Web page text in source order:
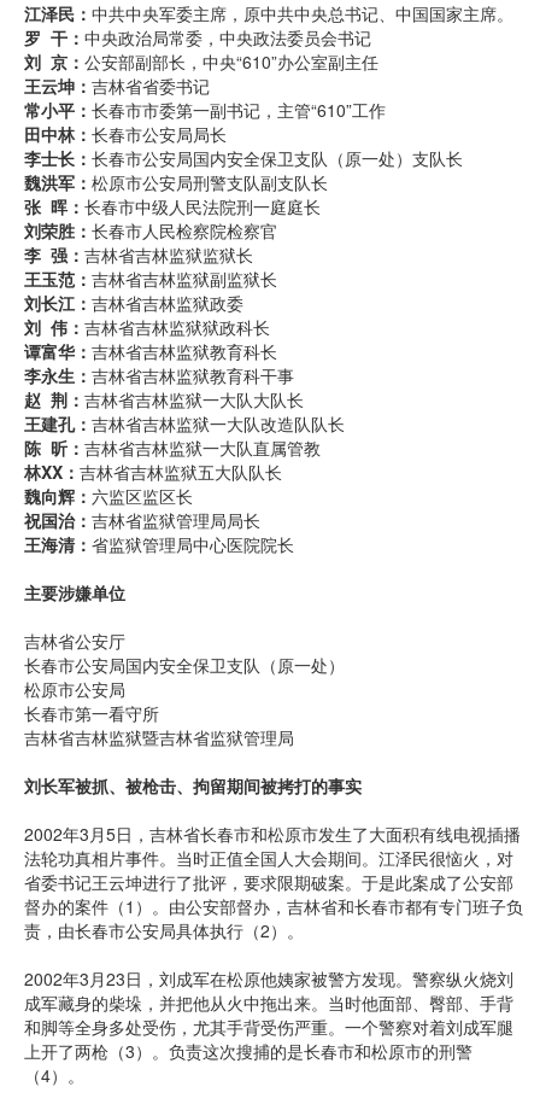
江泽民： 中共中央军委主席，原中共中央总书记、中国国家主席。
罗 干： 中央政治局常委，中央政法委员会书记
刘 京： 公安部副部长，中央“610”办公室副主任
王云坤： 吉林省省委书记
常小平： 长春市市委第一副书记，主管“610”工作
田中林： 长春市公安局局长
李士长： 长春市公安局国内安全保卫支队（原一处）支队长
魏洪军： 松原市公安局刑警支队副支队长
张 晖： 长春市中级人民法院刑一庭庭长
刘荣胜： 长春市人民检察院检察官
李 强： 吉林省吉林监狱监狱长
王玉范： 吉林省吉林监狱副监狱长
刘长江： 吉林省吉林监狱政委
刘 伟： 吉林省吉林监狱狱政科长
谭富华： 吉林省吉林监狱教育科长
李永生： 吉林省吉林监狱教育科干事
赵 荆： 吉林省吉林监狱一大队大队长
王建孔： 吉林省吉林监狱一大队改造队队长
陈 昕： 吉林省吉林监狱一大队直属管教
林XX： 吉林省吉林监狱五大队队长
魏向辉： 六监区监区长
祝国治： 吉林省监狱管理局局长
王海清： 省监狱管理局中心医院院长
主要涉嫌单位
吉林省公安厅
长春市公安局国内安全保卫支队（原一处）
松原市公安局
长春市第一看守所
吉林省吉林监狱暨吉林省监狱管理局
刘长军被抓、被枪击、拘留期间被拷打的事实
2002年3月5日，吉林省长春市和松原市发生了大面积有线电视插播
法轮功真相片事件。当时正值全国人大会期间。江泽民很恼火，对
省委书记王云坤进行了批评，要求限期破案。于是此案成了公安部
督办的案件（1）。由公安部督办，吉林省和长春市都有专门班子负
责，由长春市公安局具体执行（2）。
2002年3月23日，刘成军在松原他姨家被警方发现。警察纵火烧刘
成军藏身的柴垛，并把他从火中拖出来。当时他面部、臀部、手背
和脚等全身多处受伤，尤其手背受伤严重。一个警察对着刘成军腿
上开了两枪（3）。负责这次搜捕的是长春市和松原市的刑警
（4）。